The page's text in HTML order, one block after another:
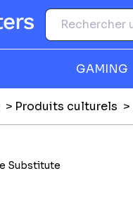
GAMING
Produits culturels